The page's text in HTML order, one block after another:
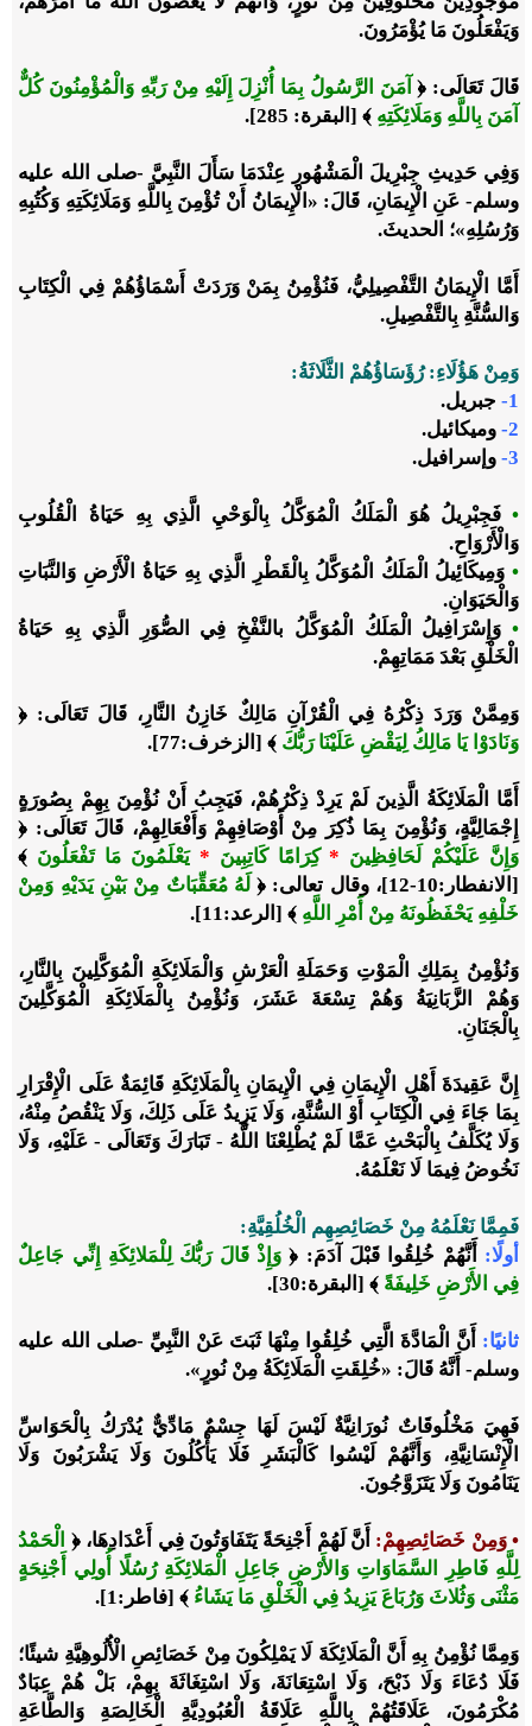
وَيَفْعَلُونَ مَا يُؤْمَرُونَ.
قَالَ تَعَالَى: ﴿ آمَنَ الرَّسُولُ بِمَا أُنْزِلَ إِلَيْهِ مِنْ رَبِّهِ وَالْمُؤْمِنُونَ كُلٌّ
آمَنَ بِاللَّهِ وَمَلَائِكَتِهِ ﴾ [البقرة: 285].
وَفِي حَدِيثِ جِبْرِيلَ الْمَشْهُورِ عِنْدَمَا سَأَلَ النَّبِيَّ -صلى الله عليه
وسلم- عَنِ الْإِيمَانِ، قَالَ: «الْإِيمَانُ أَنْ تُؤْمِنَ بِاللَّهِ وَمَلَائِكَتِهِ وَكُتُبِهِ
وَرُسُلِهِ»؛ الحديثَ.
أَمَّا الْإِيمَانُ التَّفْصِيلِيُّ، فَنُؤْمِنُ بِمَنْ وَرَدَتْ أَسْمَاؤُهُمْ فِي الْكِتَابِ
وَالسُّنَّةِ بِالتَّفْصِيلِ.
وَمِنْ هَؤُلَاءِ: رُؤَسَاؤُهُمْ الثَّلَاثَةُ:
1-
جبريل.
2- وميكائيل.
3- وإسرافيل.
• فَجِبْرِيلُ هُوَ الْمَلَكُ الْمُوَكَّلُ بِالْوَحْيِ الَّذِي بِهِ حَيَاةُ الْقُلُوبِ
وَالْأَرْوَاحِ.
• وَمِيكَائِيلُ الْمَلَكُ الْمُوَكَّلُ بِالْقَطْرِ الَّذِي بِهِ حَيَاةُ الْأَرْضِ وَالنَّبَاتِ
وَالْحَيَوَانِ.
• وَإِسْرَافِيلُ الْمَلَكُ الْمُوَكَّلُ بالنَّفْخِ فِي الصُّوَرِ الَّذِي بِهِ حَيَاةُ
الْخَلْقِ بَعْدَ مَمَاتِهِمْ.
وَمِمَّنْ وَرَدَ ذِكْرُهُ فِي الْقُرْآنِ مَالِكٌ خَازِنُ النَّارِ، قَالَ تَعَالَى: ﴿
وَنَادَوْا يَا مَالِكُ لِيَقْضِ عَلَيْنَا رَبُّكَ ﴾ [الزخرف:77].
أَمَّا الْمَلَائِكَةُ الَّذِينَ لَمْ يَرِدْ ذِكْرُهُمْ، فَيَجِبُ أَنْ نُؤْمِنَ بِهِمْ بِصُورَةٍ
إِجْمَالِيَّةٍ، وَنُؤْمِنَ بِمَا ذُكِرَ مِنْ أَوْصَافِهِمْ وَأَفْعَالِهِمْ، قَالَ تَعَالَى: ﴿
وَإِنَّ عَلَيْكُمْ لَحَافِظِينَ *كِرَامًا كَاتِبِينَ * يَعْلَمُونَ مَا تَفْعَلُونَ ﴾
[الانفطار:10-12]، وقال تعالى: ﴿
لَهُ مُعَقِّبَاتٌ مِنْ بَيْنِ يَدَيْهِ وَمِنْ
خَلْفِهِ يَحْفَظُونَهُ مِنْ أَمْرِ اللَّهِ ﴾ [الرعد:11].
وَنُؤْمِنُ بِمَلِكِ الْمَوْتِ وَحَمَلَةِ الْعَرْشِ وَالْمَلَائِكَةِ الْمُوَكَّلِينَ بِالنَّارِ،
وَهُمْ الزَّبَانِيَةُ وَهُمْ تِسْعَةَ عَشَرَ، وَنُؤْمِنُ بِالْمَلَائِكَةِ الْمُوَكَّلِينَ
بِالْجَنَانِ.
إِنَّ عَقِيدَةَ أَهْلِ الْإِيمَانِ فِي الْإِيمَانِ بِالْمَلَائِكَةِ قَائِمَةٌ عَلَى الْإِقْرَارِ
بِمَا جَاءَ فِي الْكِتَابِ أَوْ السُّنَّةِ، وَلَا يَزِيدُ عَلَى ذَلِكَ، وَلَا يَنْقُصُ مِنْهُ،
وَلَا يُكَلَّفُ بِالْبَحْثِ عَمَّا لَمْ يُطْلِعْنَا اللَّهُ - تَبَارَكَ وَتَعَالَى - عَلَيْهِ، وَلَا
نَخُوضُ فِيمَا لَا نَعْلَمُهُ.
فَمِمَّا نَعْلَمُهُ مِنْ خَصَائِصِهِم الْخُلُقِيَّةِ:
أولًا: أَنَّهُمْ خُلِقُوا قَبْلَ آدَمَ: ﴿ وَإِذْ قَالَ رَبُّكَ لِلْمَلائِكَةِ إِنِّي جَاعِلٌ
فِي الأَرْضِ خَلِيفَةً ﴾ [البقرة:30].
ثانيًا: أَنَّ الْمَادَّةَ الَّتِي خُلِقُوا مِنْهَا ثَبَتَ عَنْ النَّبِيِّ -صلى الله عليه
وسلم- أَنَّهُ قَالَ: «خُلِقَتِ الْمَلَائِكَةُ مِنْ نُورٍ».
فَهِيَ مَخْلُوقَاتٌ نُورَانِيَّةٌ لَيْسَ لَهَا جِسْمٌ مَادِّيٌّ يُدْرَكُ بِالْحَوَاسِّ
الْإِنْسَانِيَّةِ، وَأَنَّهُمْ لَيْسُوا كَالْبَشَرِ فَلَا يَأْكُلُونَ وَلَا يَشْرَبُونَ وَلَا
يَنَامُونَ وَلَا يَتَزَوَّجُونَ.
• وَمِنْ خَصَائِصِهِمْ: أَنَّ لَهُمْ أَجْنِحَةً يَتَفَاوَتُونَ فِي أَعْدَادِهَا، ﴿ الْحَمْدُ
لِلَّهِ فَاطِرِ السَّمَاوَاتِ وَالأَرْضِ جَاعِلِ الْمَلائِكَةِ رُسُلًا أُولِي أَجْنِحَةٍ
مَثْنَى وَثُلاثَ وَرُبَاعَ يَزِيدُ فِي الْخَلْقِ مَا يَشَاءُ ﴾ [فاطر:1].
وَمِمَّا نُؤْمِنُ بِهِ أَنَّ الْمَلَائِكَةَ لَا يَمْلِكُونَ مِنْ خَصَائِصِ الْأُلُوهِيَّةِ شيئًا؛
فَلَا دُعَاءَ وَلَا ذَبْحَ، وَلَا اسْتِعَانَةَ، وَلَا اسْتِغَاثَةَ بِهِمْ، بَلْ هُمْ عِبَادٌ
مُكْرَمُونَ، عَلَاقَتُهُمْ بِاللَّهِ عَلَاقَةُ الْعُبُودِيَّةِ الْخَالِصَةِ وَالطَّاعَةِ